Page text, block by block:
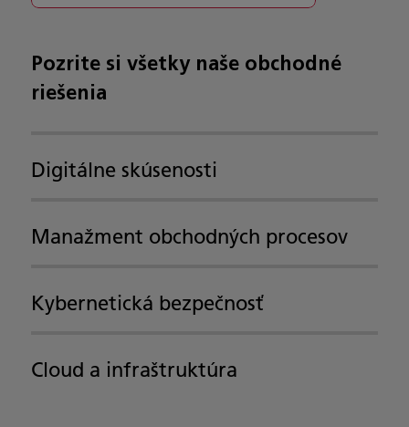
Pozrite si všetky naše obchodné
riešenia
Digitálne skúsenosti
Manažment obchodných procesov
Kybernetická bezpečnosť
Cloud a infraštruktúra